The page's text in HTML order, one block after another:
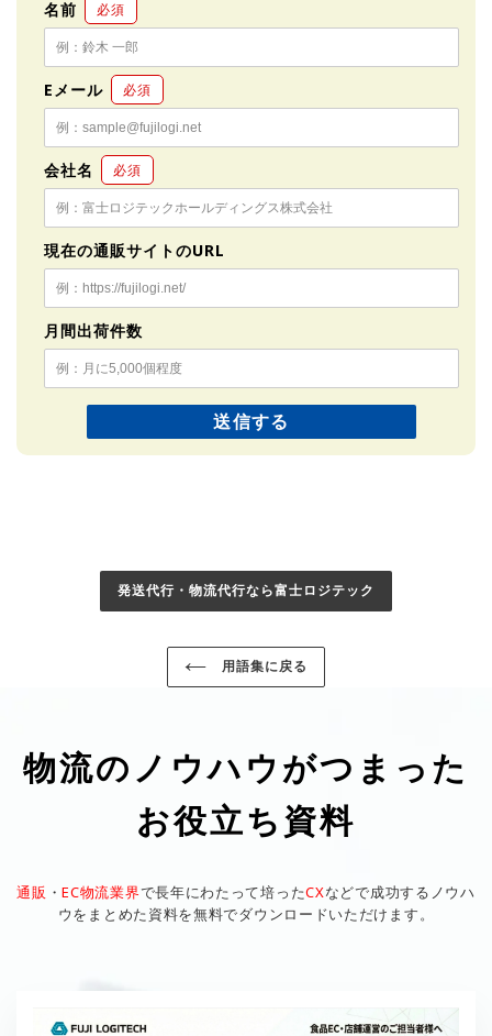
名前 必須
Eメール 必須
会社名 必須
現在の通販サイトのURL
月間出荷件数
発送代行・物流代行なら富士ロジテック
用語集に戻る
物流のノウハウがつまった
お役立ち資料
通販 ・EC物流業界で長年にわたって培ったCXなどで成功するノウハ
ウをまとめた資料を無料でダウンロードいただけます。